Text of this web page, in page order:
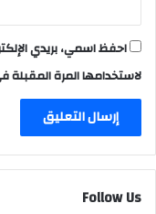
احفظ اسمي، بريدي
لاستخدامها المرة
Follow Us